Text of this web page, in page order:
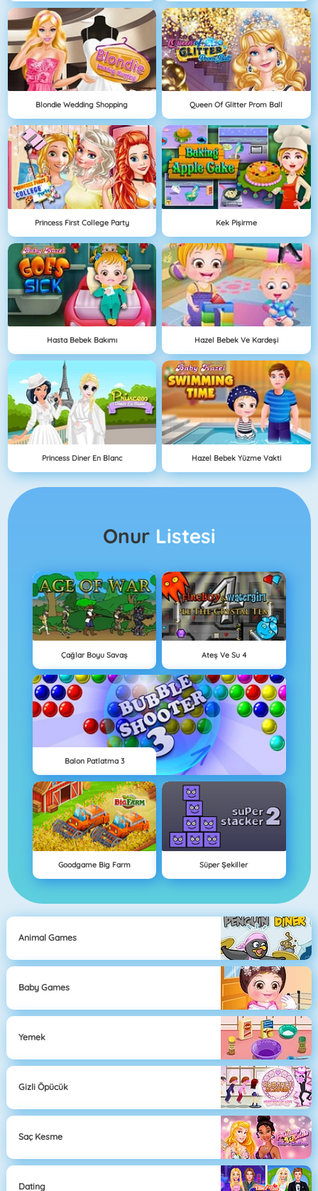
Blondie Wedding Shopping Queen Of Glitter Prom Ball
Princess First College Party Kek Pişirme
Hasta Bebek Bakımı Hazel Bebek Ve Kardeşi
Princess Diner En Blanc Hazel Bebek Yüzme Vakti
Onur Listesi
Çağlar Boyu Savaş Ateş Ve Su 4
Balon Patlatma 3
Goodgame Big Farm Süper Şekiller
Animal Games
Baby Games
Yemek
Gizli Öpücük
Saç Kesme
Dating